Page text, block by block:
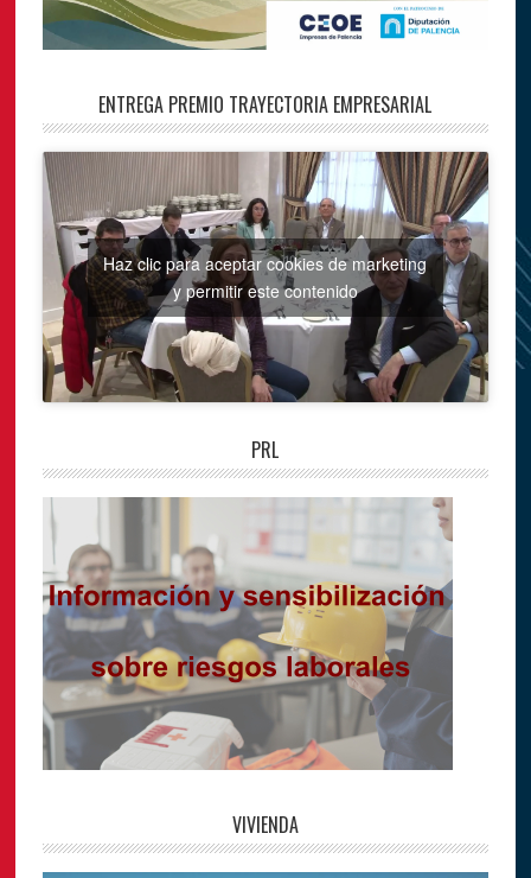
ENTREGA PREMIO TRAYECTORIA EMPRESARIAL
Haz clic para aceptar cookies de marketing
y permitir este contenido
PRL
VIVIENDA